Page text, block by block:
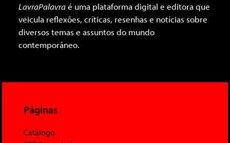
LavraPalavraé uma plataforma digital e editora que
veicula reflexões, críticas, resenhas e notícias sobre
diversos temas e assuntos do mundo
contemporâneo.
Páginas
Catálogo